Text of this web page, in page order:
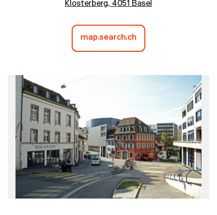
Klosterberg, 4051 Basel
map.search.ch